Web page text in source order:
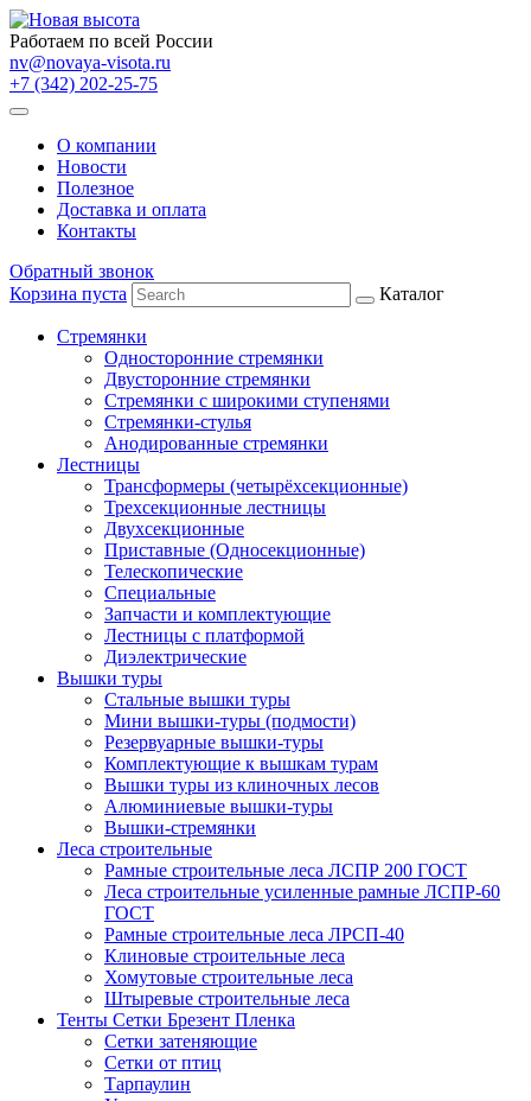
Работаем по всей России
nv@novaya-visota.ru
+7 (342) 202-25-75
О компании
Новости
Полезное
Доставка и оплата
Контакты
Обратный звонок
Корзина пуста
Каталог
Стремянки
Односторонние стремянки
Двусторонние стремянки
Стремянки с широкими ступенями
Стремянки-стулья
Анодированные стремянки
Лестницы
Трансформеры (четырёхсекционные)
Трехсекционные лестницы
Двухсекционные
Приставные (Односекционные)
Телескопические
Специальные
Запчасти и комплектующие
Лестницы с платформой
Диэлектрические
Вышки туры
Стальные вышки туры
Мини вышки-туры (подмости)
Резервуарные вышки-туры
Комплектующие к вышкам турам
Вышки туры из клиночных лесов
Алюминиевые вышки-туры
Вышки-стремянки
Леса строительные
Рамные строительные леса ЛСПР 200 ГОСТ
Леса строительные усиленные рамные ЛСПР-60
ГОСТ
Рамные строительные леса ЛРСП-40
Клиновые строительные леса
Хомутовые строительные леса
Штыревые строительные леса
Тенты Сетки Брезент Пленка
Сетки затеняющие
Сетки от птиц
Тарпаулин